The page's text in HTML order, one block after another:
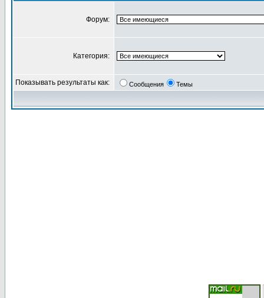
Форум:
Категория:
Показывать результаты как: Сообщения Темы